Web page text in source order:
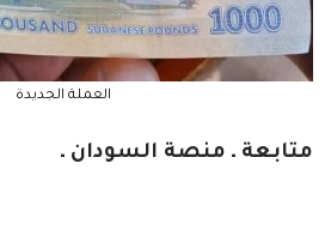
العملة الجديدة
متابعة ـ منصة السودان ـ